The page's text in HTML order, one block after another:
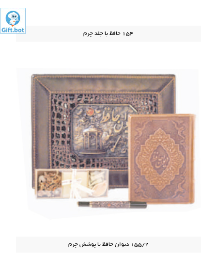
154 حافظ با جلد چرم
155/2 دیوان حافظ با پوشش چرم